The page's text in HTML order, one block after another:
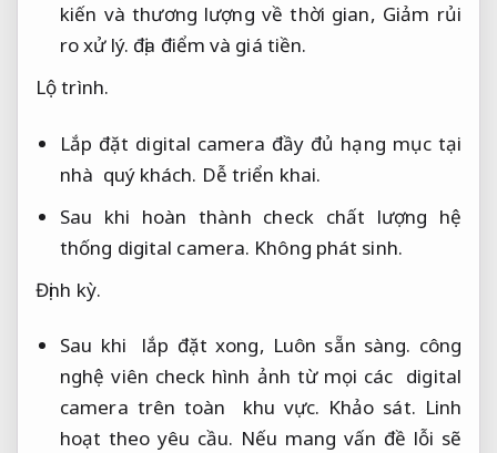
kiến ​​và thương lượng về thời gian, Giảm rủi
ro xử lý. địa điểm và giá tiền.
Lộ trình.
Lắp đặt digital camera đầy đủ hạng mục tại
nhà quý khách. Dễ triển khai.
Sau khi hoàn thành check chất lượng hệ
thống digital camera. Không phát sinh.
Định kỳ.
Sau khi lắp đặt xong, Luôn sẵn sàng. công
nghệ viên check hình ảnh từ mọi các digital
camera trên toàn khu vực. Khảo sát. Linh
hoạt theo yêu cầu. Nếu mang vấn đề lỗi sẽ